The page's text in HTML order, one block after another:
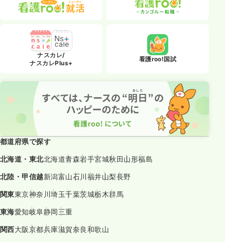
ナスカレ/
ナスカレPlus+
看護roo!国試
都道府県で探す
北海道・東北北海道青森岩手宮城秋田山形福島
北陸・甲信越新潟富山石川福井山梨長野
関東東京神奈川埼玉千葉茨城栃木群馬
東海愛知岐阜静岡三重
関西大阪京都兵庫滋賀奈良和歌山